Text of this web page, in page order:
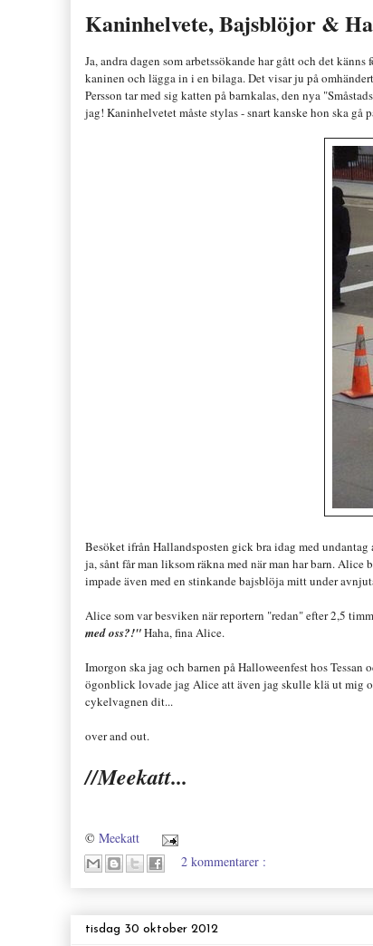
Kaninhelvete, Bajsblöjor &
Ja, andra dagen som arbetssökande har gått och det känns
kaninen och lägga in i en bilaga. Det visar ju på
Persson tar med sig katten på barnkalas, den nya
jag! Kaninhelvetetmåste stylas - snart kanske hon ska gå
Besöketifrån Hallandsposten gick bra idag med undantag
ja, sånt får man liksom räkna med när man har barn. Alice
impade även med en stinkande bajsblöja mittunder
Alice som var besviken när reportern "redan" efter 2,5
med oss?!"Haha, fina Alice.
Imorgon ska jag och barnen på Halloweenfest hos Tessan
ögonblick lovade jag Alice att även jag skulle klä ut mig
cykelvagnen dit...
over andout.
//Meekatt...
© Meekatt
2 kommentarer :
tisdag 30 oktober 2012